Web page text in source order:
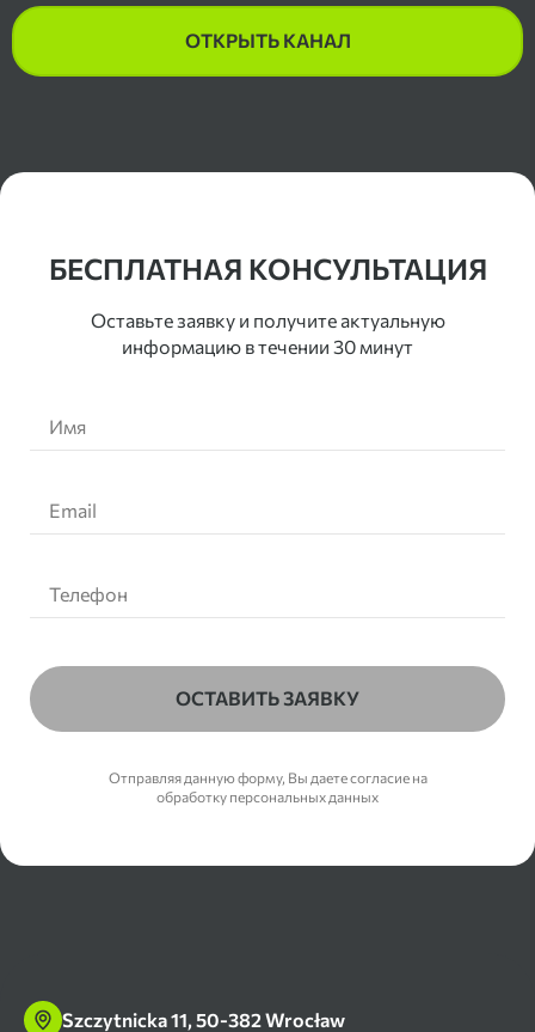
ОТКРЫТЬ КАНАЛ
Контакты
БЕСПЛАТНАЯ КОНСУЛЬТАЦИЯ
Оставьте заявку и получите актуальную
информацию в течении 30 минут
ОСТАВИТЬ ЗАЯВКУ
Отправляя данную форму, Вы даете согласие на
обработку персональных данных
Szczytnicka 11, 50-382 Wrocław